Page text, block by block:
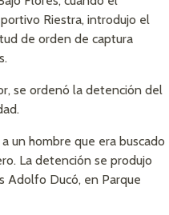
Riestra, introdujo el
de orden de captura
se ordenó la detención del
un hombre que era buscado
La detención se produjo
Adolfo Ducó, en Parque